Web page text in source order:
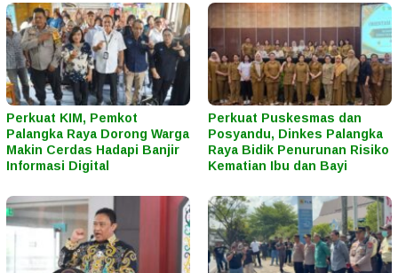
Perkuat KIM, Pemkot
Palangka Raya Dorong Warga
Makin Cerdas Hadapi Banjir
Informasi Digital
Perkuat Puskesmas dan
Posyandu, Dinkes Palangka
Raya Bidik Penurunan Risiko
Kematian Ibu dan Bayi